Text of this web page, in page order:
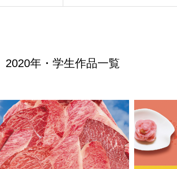
2020年・学生作品一覧